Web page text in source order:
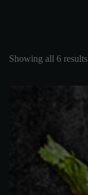
Showing all 6 results